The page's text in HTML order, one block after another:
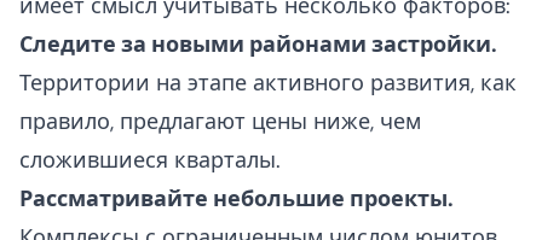
имеет смысл учитывать несколько факторов:
Следите за новыми районами застройки.
Территории на этапе активного развития, как
правило, предлагают цены ниже, чем
сложившиеся кварталы.
Рассматривайте небольшие проекты.